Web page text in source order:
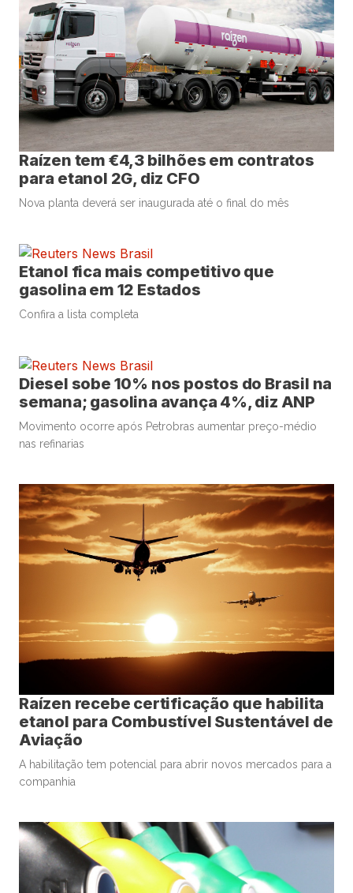
Raízen tem €4,3 bilhões em contratos
para etanol 2G, diz CFO
Nova planta deverá ser inaugurada até o final do mês
Etanol fica mais competitivo que
gasolina em 12 Estados
Confira a lista completa
Diesel sobe 10% nos postos do Brasil na
semana; gasolina avança 4%, diz ANP
Movimento ocorre após Petrobras aumentar preço-médio
nas refinarias
Raízen recebe certificação que habilita
etanol para Combustível Sustentável de
Aviação
A habilitação tem potencial para abrir novos mercados para a
companhia